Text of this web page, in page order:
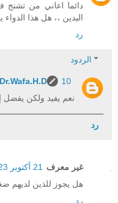
دائما اعاني من
اليدين ،، هل هذا الدواء
رد
الردود
Dr.Wafa.H.D
10 يونيو 2023 في 11:44 م
نعم يفيد ولكن يفضل
رد
غير معرف
21 أكتوبر 2023 في 8:50 م
هل يجوز للذين لديهم
رد